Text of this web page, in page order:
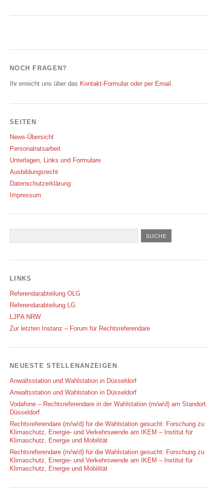
NOCH FRAGEN?
Ihr erreicht uns über das Kontakt-Formular oder per Email .
SEITEN
News-Übersicht
Personalratsarbeit
Unterlagen, Links und Formulare
Ausbildungsrecht
Datenschutzerklärung
Impressum
LINKS
Referendarabteilung OLG
Referendarabteilung LG
LJPA NRW
Zur letzten Instanz – Forum für Rechtsreferendare
NEUESTE STELLENANZEIGEN
Anwaltsstation und Wahlstation in Düsseldorf
Anwaltsstation und Wahlstation in Düsseldorf
Vodafone – Rechtsreferendare in der Wahlstation (m/w/d) am Standort
Düsseldorf
Rechtsreferendare (m/w/d) für die Wahlstation gesucht: Forschung zu
Klimaschutz, Energie- und Verkehrswende am IKEM – Institut für
Klimaschutz, Energie und Mobilität
Rechtsreferendare (m/w/d) für die Wahlstation gesucht: Forschung zu
Klimaschutz, Energie- und Verkehrswende am IKEM – Institut für
Klimaschutz, Energie und Mobilität